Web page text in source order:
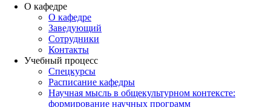
О кафедре
О кафедре
Заведующий
Сотрудники
Контакты
Учебный процесс
Спецкурсы
Расписание кафедры
Научная мысль в общекультурном контексте:
формирование научных программ